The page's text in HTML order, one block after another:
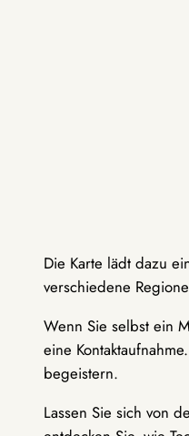
Die Karte lädt dazu
verschiedene
Wenn Sie selbst ein
eine
begeistern.
Lassen Sie sich von